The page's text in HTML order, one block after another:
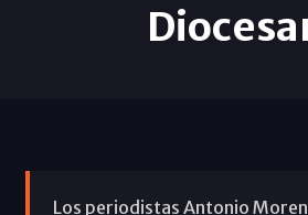
Los periodistas Antonio